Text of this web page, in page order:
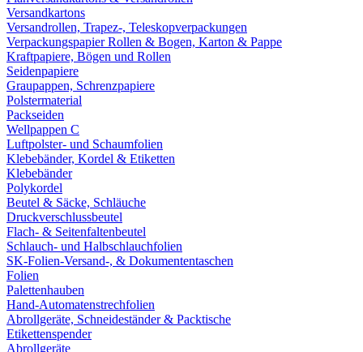
Versandkartons
Versandrollen, Trapez-, Teleskopverpackungen
Verpackungspapier Rollen & Bogen, Karton & Pappe
Kraftpapiere, Bögen und Rollen
Seidenpapiere
Graupappen, Schrenzpapiere
Polstermaterial
Packseiden
Wellpappen C
Luftpolster- und Schaumfolien
Klebebänder, Kordel & Etiketten
Klebebänder
Polykordel
Beutel & Säcke, Schläuche
Druckverschlussbeutel
Flach- & Seitenfaltenbeutel
Schlauch- und Halbschlauchfolien
SK-Folien-Versand-, & Dokumententaschen
Folien
Palettenhauben
Hand-Automatenstrechfolien
Abrollgeräte, Schneideständer & Packtische
Etikettenspender
Abrollgeräte